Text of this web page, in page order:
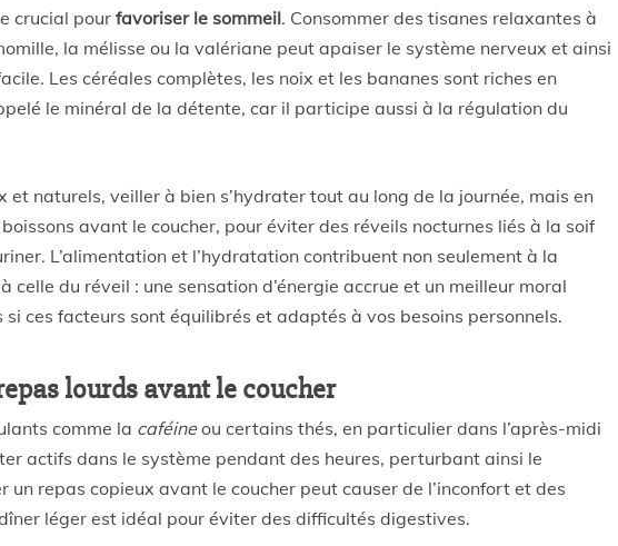
crucial pour favoriser le sommeil. Consommer des tisanes relaxantes à
la mélisse ou la valériane peut apaiser le système nerveux et ainsi
Les céréales complètes, les noix et les bananes sont riches en
le minéral de la détente, car il participe aussi à la régulation du
et naturels, veiller à bien s’hydrater tout au long de la journée, mais en
avant le coucher, pour éviter des réveils nocturnes liés à la soif
L’alimentation et l’hydratation contribuent non seulement à la
celle du réveil : une sensation d’énergie accrue et un meilleur moral
ces facteurs sont équilibrés et adaptés à vos besoins personnels.
lourds avant le coucher
comme la caféineou certains thés, en particulier dans l’après-midi
actifs dans le système pendant des heures, perturbant ainsi le
un repas copieux avant le coucher peut causer de l’inconfort et des
léger est idéal pour éviter des difficultés digestives.